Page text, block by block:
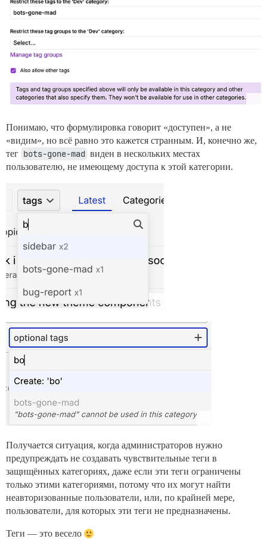
Понимаю, что формулировка говорит «доступен», а не
«видим», но всё равно это кажется странным. И, конечно же,
тег bots-gone-mad виден в нескольких местах
пользователю, не имеющему доступа к этой категории.
Получается ситуация, когда администраторов нужно
предупреждать не создавать чувствительные теги в
защищённых категориях, даже если эти теги ограничены
только этими категориями, потому что их могут найти
неавторизованные пользователи, или, по крайней мере,
пользователи, для которых эти теги не предназначены.
Теги — это весело